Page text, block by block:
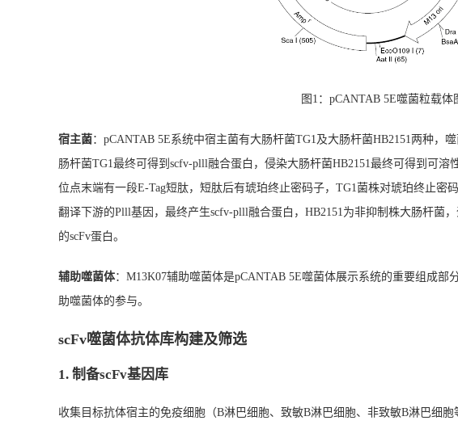
图1：pCANTAB 5E噬菌粒载体
宿主菌 ：pCANTAB 5E系统中宿主菌有大肠杆菌TG1及大肠杆菌HB2151两种，
肠杆菌TG1最终可得到scfv-plll融合蛋白，侵染大肠杆菌HB2151最终可得到可溶
位点末端有一段E-Tag短肽，短肽后有琥珀终止密码子，TG1菌株对琥珀终止密
翻译下游的Plll基因，最终产生scfv-plll融合蛋白，HB2151为非抑制株大肠杆菌
的scFv蛋白。
辅助噬菌体：M13K07辅助噬菌体是pCANTAB 5E噬菌体展示系统的重要组成
助噬菌体的参与。
scFv噬菌体抗体库构建及筛选
1. 制备scFv基因库
收集目标抗体宿主的免疫细胞（B淋巴细胞、致敏B淋巴细胞、非致敏B淋巴细